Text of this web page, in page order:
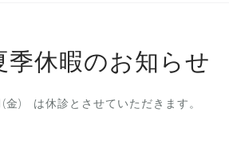
季休暇のお知らせ
金) は休診とさせていただきます。